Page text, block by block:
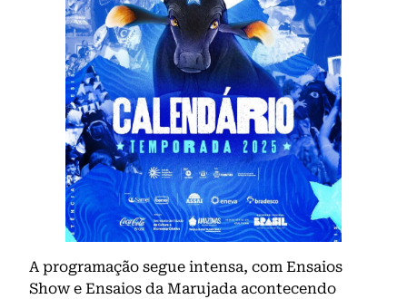
A programação segue intensa, com Ensaios
Show e Ensaios da Marujada acontecendo